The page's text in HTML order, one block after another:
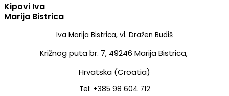
Kipovi Iva
Marija Bistrica
Iva Marija Bistrica, vl. Dražen Budiš
Križnog puta br. 7, 49246 Marija Bistrica,
Hrvatska (Croatia)
Tel: +385 98 604 712